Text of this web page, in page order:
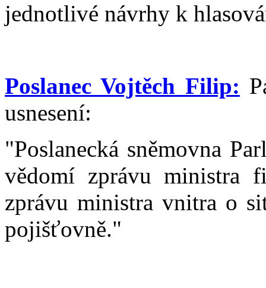
jednotlivé návrhy k
Poslanec Vojtěch Filip:
usnesení:
"Poslanecká sněmovna
vědomí zprávu ministra
zprávu ministra vnitra o
pojišťovně."